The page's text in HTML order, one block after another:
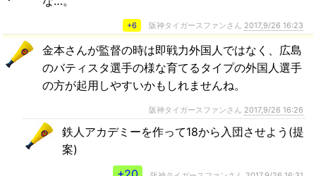
+6 阪神タイガースファンさん 2017,9/26 16:23
金本さんが監督の時は即戦力外国人ではなく、広島
のバティスタ選手の様な育てるタイプの外国人選手
の方が起用しやすいかもしれませんね。
阪神タイガースファンさん 2017,9/26 16:26
鉄人アカデミーを作って18から入団させよう(提
案)